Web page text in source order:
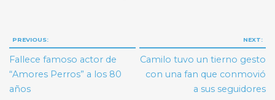
Navegación
de
entradas
PREVIOUS:
Fallece famoso actor de
“Amores Perros” a los 80
años
NEXT:
Camilo tuvo un tierno gesto
con una fan que conmovió
a sus seguidores